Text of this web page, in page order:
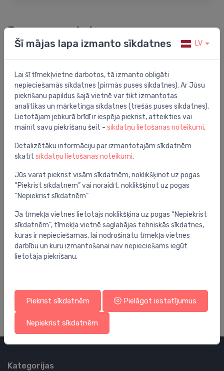
Preces apraksts
Jums varētu arī interesēt
22.00 €
Kategorijas
Šī mājas lapa izmanto sīkdatnes LV
Lai šī tīmekļvietne darbotos, tā izmanto obligāti
nepieciešamās sīkdatnes (pirmās puses sīkdatnes). Ar Jūsu
piekrišanu papildus šajā vietnē var tikt izmantotas
analītikas un mārketinga sīkdatnes (trešās puses sīkdatnes).
Lietotājam jebkurā brīdī ir iespēja piekrist, atteikties vai
mainīt savu piekrišanu šeit - sīkdatņu lietošanas noteikumi.
Detalizētāku informāciju par izmantotajām sīkdatnēm
skatīt sīkdatņu lietošanas noteikumi.
Jūs varat piekrist visām sīkdatnēm, noklikšķinot uz pogas
“Piekrist sīkdatnēm” vai noraidīt, noklikšķinot uz pogas
“Nepiekrist sīkdatnēm”
Ja tīmekļa vietnes lietotājs noklikšķina uz pogas “Nepiekrist
sīkdatnēm”, tīmekļa vietnē saglabājas tehniskās sīkdatnes,
kuras ir nepieciešamas, lai nodrošinātu tīmekļa vietnes
darbību un kuru izmantošanai nav nepieciešams iegūt
lietotāja piekrišanu.
Piekrist sīkdatnēm Pielāgot iestatījumus
Nepiekrist sīkdatnēm